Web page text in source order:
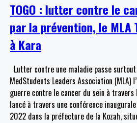
TOGO : lutter contre le
par la prévention, le MLA
à Kara
Lutter contre une maladie passe
MedStudents Leaders Association (MLA)
guerre contre le cancer du sein à travers
lancé à travers une conférence
2022 dans la préfecture de la Kozah,